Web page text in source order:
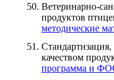
Ветеринарно-
продуктов
методические
качеством
программа и